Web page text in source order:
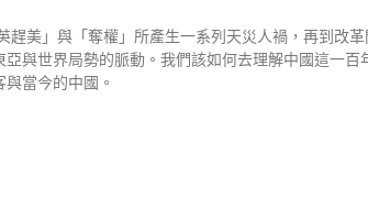
美」與「奪權」所產生一系列天災人禍，再到改
與世界局勢的脈動。我們該如何去理解中國這一
當今的中國。